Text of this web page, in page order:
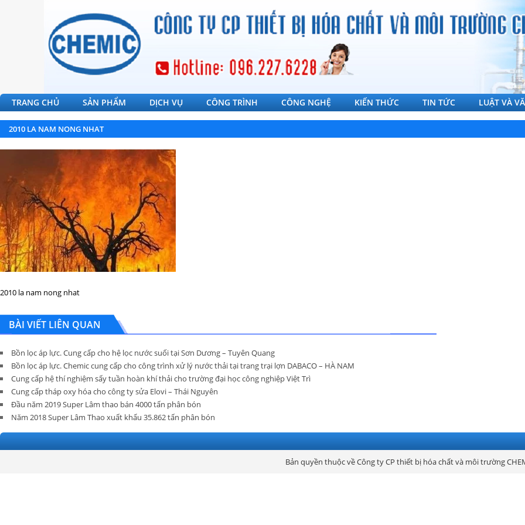
TRANG CHỦ SẢN PHẨM DỊCH VỤ CÔNG TRÌNH CÔNG NGHỆ KIẾN THỨC TIN TỨC LUẬT VÀ
2010 LA NAM NONG NHAT
2010 la nam nong nhat
BÀI VIẾT LIÊN QUAN
Bồn lọc áp lực. Cung cấp cho hệ lọc nước suối tại Sơn Dương – Tuyên Quang
Bồn lọc áp lực. Chemic cung cấp cho công trình xử lý nước thải tại trang trại lợn DABACO – HÀ NAM
Cung cấp hệ thí nghiệm sấy tuần hoàn khí thải cho trường đại học công nghiệp Việt Trì
Cung cấp tháp oxy hóa cho công ty sửa Elovi – Thái Nguyên
Đầu năm 2019 Super Lâm thao bán 4000 tấn phân bón
Năm 2018 Super Lâm Thao xuất khẩu 35.862 tấn phân bón
Bản quyền thuộc về Công ty CP thiết bị hóa chất và môi trường